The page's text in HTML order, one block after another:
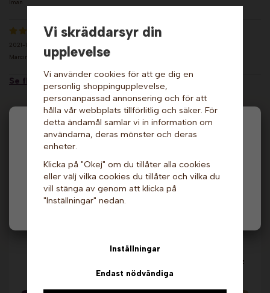
Hej och välkommen till Gottes!
moms) eller företag (exkl. moms) för hur våra priser
ska visas.
Privat
Iman
2021-11-17
Marcin
Se fler recensioner...
Relaterade produkter
Färgat och smaksatt
Jordgubb, rosa. Popz
Vi skräddarsyr din
upplevelse
Vi använder cookies för att ge dig en
personlig shoppingupplevelse,
personanpassad annonsering och för att
hålla vår webbplats tillförlitlig och säker. För
detta ändamål samlar vi in information om
användarna, deras mönster och deras
enheter.
Klicka på "Okej" om du tillåter alla cookies
eller välj vilka cookies du tillåter och vilka du
vill stänga av genom att klicka på
"Inställningar" nedan.
Inställningar
Endast nödvändiga